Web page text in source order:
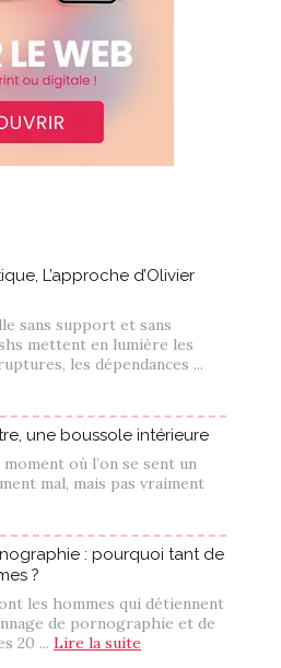
L’approche d’Olivier
sans support et sans
mettent en lumière les
les dépendances ...
une boussole intérieure
où l’on se sent un
mal, mais pas vraiment
: pourquoi tant de
?
les hommes qui détiennent
de pornographie et de
20 ... Lire la suite